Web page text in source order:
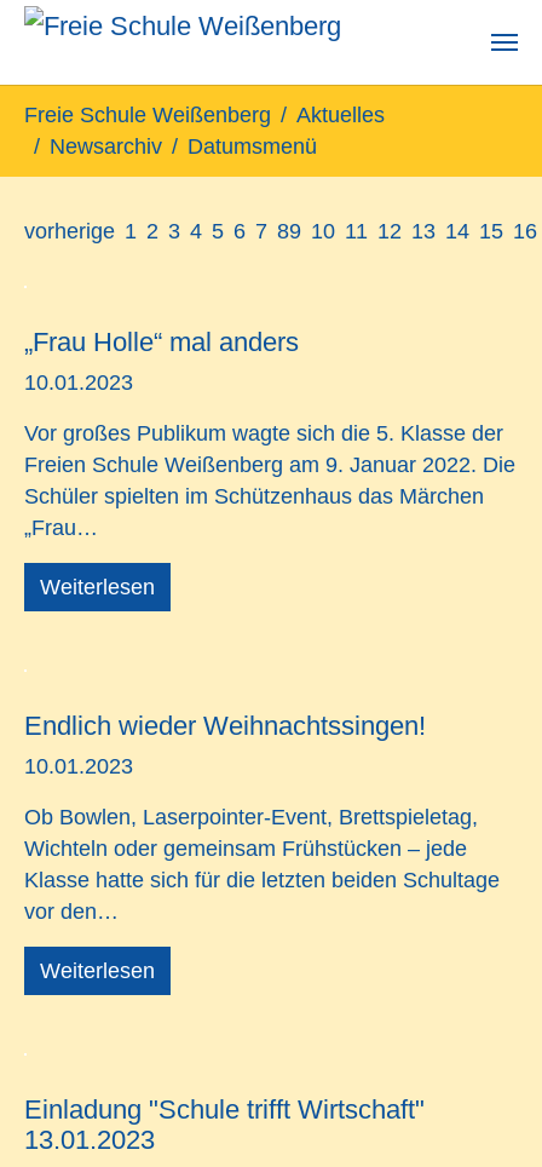
Freie Schule Weißenberg
Aktuelles
Newsarchiv
Datumsmenü
vorherige 1 2 3 4 5 6 7 89 10 11 12 13 14 15 16
„Frau Holle“ mal anders
10.01.2023
Vor großes Publikum wagte sich die 5. Klasse der
Freien Schule Weißenberg am 9. Januar 2022. Die
Schüler spielten im Schützenhaus das Märchen
„Frau…
Weiterlesen
Endlich wieder Weihnachtssingen!
10.01.2023
Ob Bowlen, Laserpointer-Event, Brettspieletag,
Wichteln oder gemeinsam Frühstücken – jede
Klasse hatte sich für die letzten beiden Schultage
vor den…
Weiterlesen
Einladung "Schule trifft Wirtschaft"
13.01.2023